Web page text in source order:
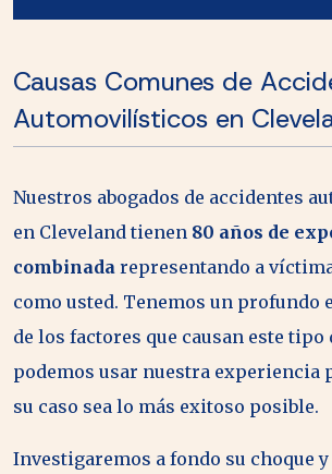
Causas Comunes de
Automovilísticos en
Nuestros abogados de accidentes
en Cleveland tienen 80 años de
combinada representando a
como usted. Tenemos un profundo
de los factores que causan este
podemos usar nuestra experiencia
su caso sea lo más exitoso posible.
Investigaremos a fondo su choque